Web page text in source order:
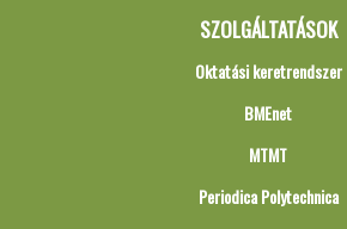
SZOLGÁLTATÁSOK
Oktatási keretrendszer
BMEnet
MTMT
Periodica Polytechnica